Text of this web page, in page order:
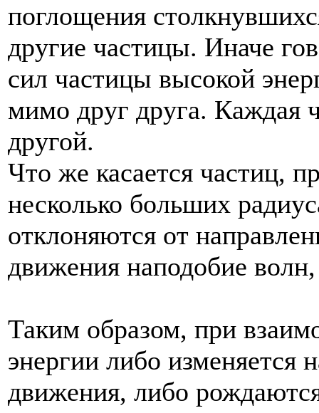
поглощения
другие частицы. Иначе
сил частицы высокой
мимо друг друга. Каждая
другой.
Что же касается частиц,
несколько больших
отклоняются от
движения наподобие
Таким образом, при
энергии либо изменяется
движения, либо